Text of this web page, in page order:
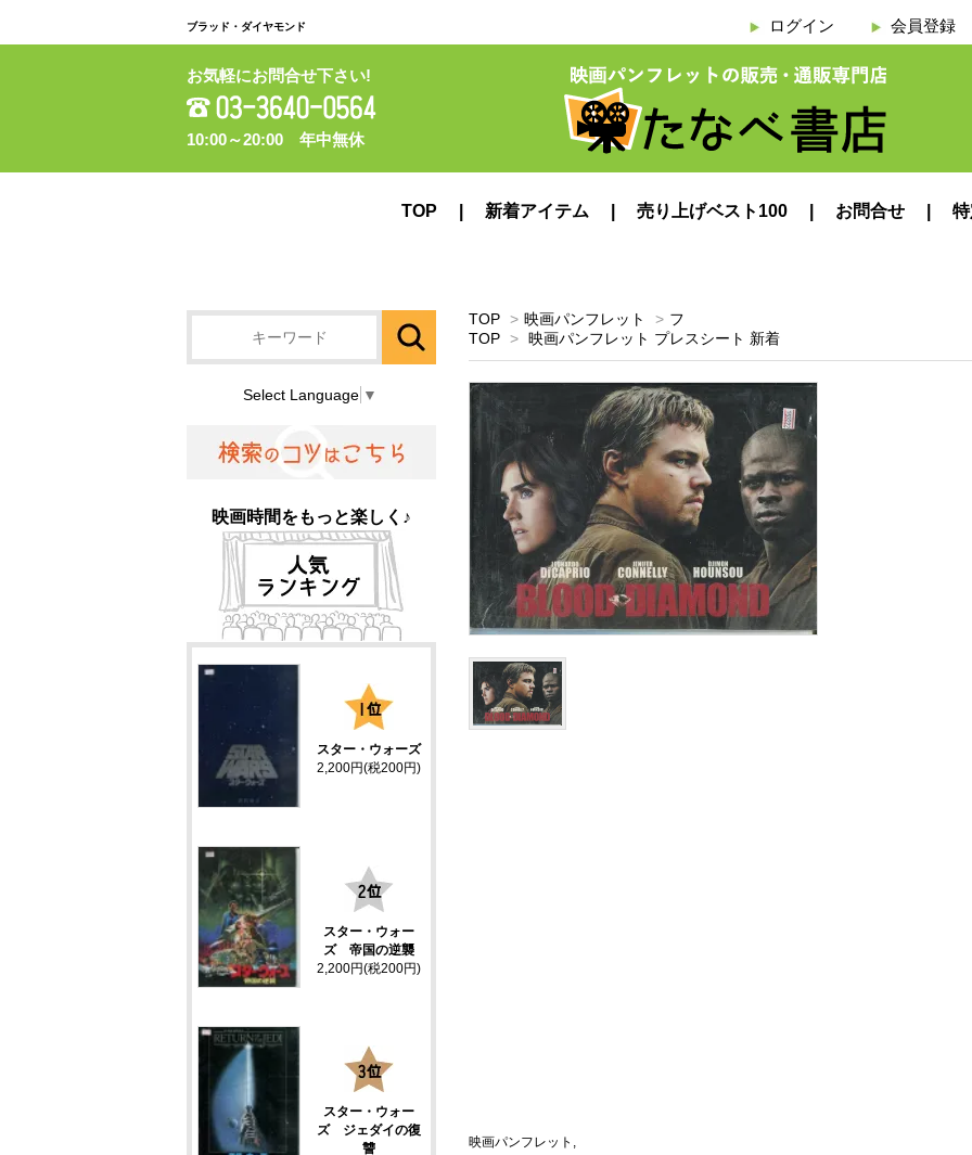
ブラッド・ダイヤモンド ログイン 会員登録
お気軽にお問合せ下さい!
10:00～20:00 年中無休
TOP 新着アイテム 売り上げベスト100 お問合せ
TOP > 映画パンフレット > フ
TOP > 映画パンフレット プレスシート 新着
映画パンフレット,
Select Language ▼
映画時間をもっと楽しく♪
スター・ウォーズ
2,200円(税200円)
スター・ウォー
ズ 帝国の逆襲
2,200円(税200円)
スター・ウォー
ズ ジェダイの復
讐